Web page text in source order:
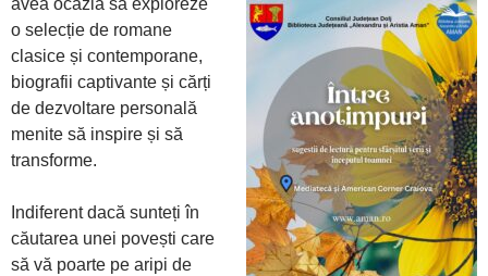
avea ocazia să exploreze
o selecție de romane
clasice și contemporane,
biografii captivante și cărți
de dezvoltare personală
menite să inspire și să
transforme.
Indiferent dacă sunteți în
căutarea unei povești care
să vă poarte pe aripi de